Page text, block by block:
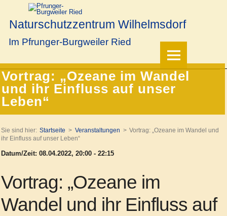
Naturschutzzentrum Wilhelmsdorf
Im Pfrunger-Burgweiler Ried
Vortrag: „Ozeane im Wandel
und ihr Einfluss auf unser
Leben“
Sie sind hier: Startseite Veranstaltungen
Vortrag: „Ozeane im Wandel und
ihr Einfluss auf unser Leben“
Datum/Zeit: 08.04.2022, 20:00 - 22:15
Vortrag: „Ozeane im
Wandel und ihr Einfluss auf